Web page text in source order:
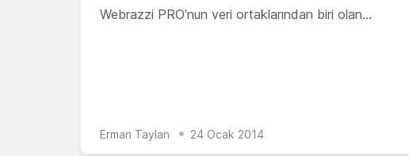
Webrazzi PRO'nun veri ortaklarından biri olan…
Erman Taylan 24 Ocak 2014